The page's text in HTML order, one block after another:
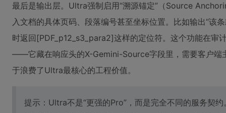
最后是输出层。Ultra强制启用“溯源锚定”（Source
入文档的具体页码、段落编号甚至坐标位置。比如输出“该
时返回[PDF_p12_s3_para2]这样的定位符。这个功能在审
——它藏在响应头的X-Gemini-Source字段里，需要客户端
于浪费了Ultra最核心的工程价值。
提示：Ultra不是“更强的Pro”，而是完全不同的服务契